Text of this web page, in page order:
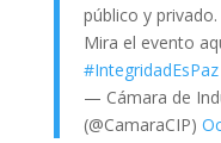
público y privado.
Mira el evento
#IntegridadEsPaz
— Cámara de
(@CamaraCIP)